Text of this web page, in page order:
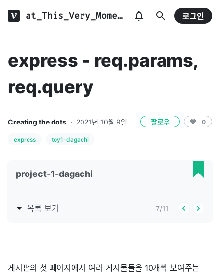
at_This_Very_Moment.log 로그인
express - req.params,
req.query
Creating the dots · 2021년 10월 9일 팔로우 0
express toy1-dagachi
project-1-dagachi
목록 보기 7/11
게시판의 첫 페이지에서 여러 게시물들을 10개씩 보여주는